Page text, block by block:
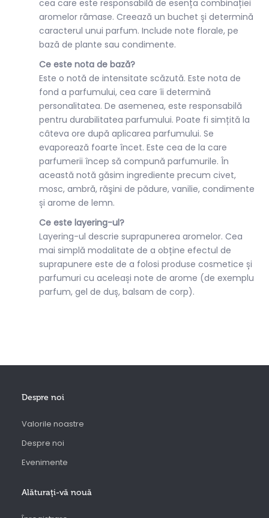
cea care este responsabilă de esența combinației
aromelor rămase. Creează un buchet și determină
caracterul unui parfum. Include note florale, pe
bază de plante sau condimente.
Ce este nota de bază?
Este o notă de intensitate scăzută. Este nota de
fond a parfumului, cea care îi determină
personalitatea. De asemenea, este responsabilă
pentru durabilitatea parfumului. Poate fi simțită la
câteva ore după aplicarea parfumului. Se
evaporează foarte încet. Este cea de la care
parfumerii încep să compună parfumurile. În
această notă găsim ingrediente precum civet,
mosc, ambră, răşini de pădure, vanilie, condimente
și arome de lemn.
Ce este layering-ul?
Layering-ul descrie suprapunerea aromelor. Cea
mai simplă modalitate de a obține efectul de
suprapunere este de a folosi produse cosmetice și
parfumuri cu aceleași note de arome (de exemplu
parfum, gel de duș, balsam de corp).
Despre noi
Valorile noastre
Despre noi
Evenimente
Alăturaţi-vă nouă